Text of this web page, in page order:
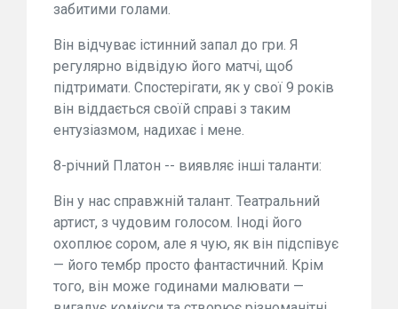
забитими голами.
Він відчуває істинний запал до гри. Я
регулярно відвідую його матчі, щоб
підтримати. Спостерігати, як у свої 9 років
він віддається своїй справі з таким
ентузіазмом, надихає і мене.
8-річний Платон -- виявляє інші таланти:
Він у нас справжній талант. Театральний
артист, з чудовим голосом. Іноді його
охоплює сором, але я чую, як він підспівує
— його тембр просто фантастичний. Крім
того, він може годинами малювати —